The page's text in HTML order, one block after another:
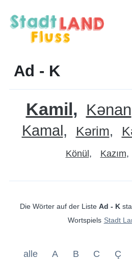
Ad - K
Kamil Kənan
Kamal Kərim
Könül Kazım
Die Wörter auf der Liste Ad - K
Wortspiels Stadt
alle A B C Ç